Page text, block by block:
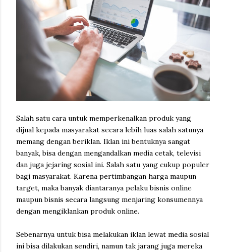
Salah satu cara untuk memperkenalkan produk yang
dijual kepada masyarakat secara lebih luas salah satunya
memang dengan beriklan. Iklan ini bentuknya sangat
banyak, bisa dengan mengandalkan media cetak, televisi
dan juga jejaring sosial ini. Salah satu yang cukup populer
bagi masyarakat. Karena pertimbangan harga maupun
target, maka banyak diantaranya pelaku bisnis online
maupun bisnis secara langsung menjaring konsumennya
dengan mengiklankan produk online.
Sebenarnya untuk bisa melakukan iklan lewat media sosial
ini bisa dilakukan sendiri, namun tak jarang juga mereka